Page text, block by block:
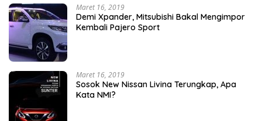
Maret 16, 2019
Demi Xpander, Mitsubishi Bakal Mengimpor
Kembali Pajero Sport
Maret 16, 2019
Sosok New Nissan Livina Terungkap, Apa
Kata NMI?